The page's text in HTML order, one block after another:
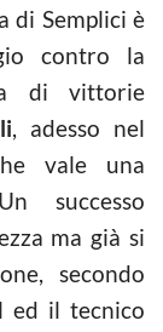
di Semplici è
contro la
di vittorie
, adesso nel
vale una
successo
ma già si
secondo
ed il tecnico